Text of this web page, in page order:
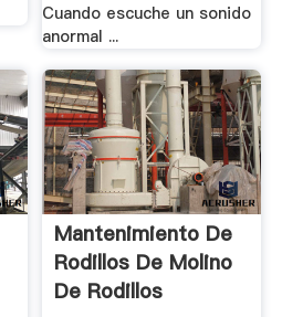
Cuando escuche un sonido
anormal ...
Mantenimiento De
Rodillos De Molino
De Rodillos